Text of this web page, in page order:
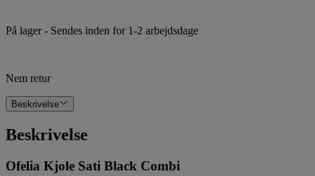
På lager - Sendes inden for 1-2 arbejdsdage
Nem retur
Beskrivelse
Beskrivelse
Ofelia Kjole Sati Black Combi